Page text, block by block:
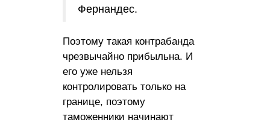
Фернандес.
Поэтому такая контрабанда
чрезвычайно прибыльна. И
его уже нельзя
контролировать только на
границе, поэтому
таможенники начинают